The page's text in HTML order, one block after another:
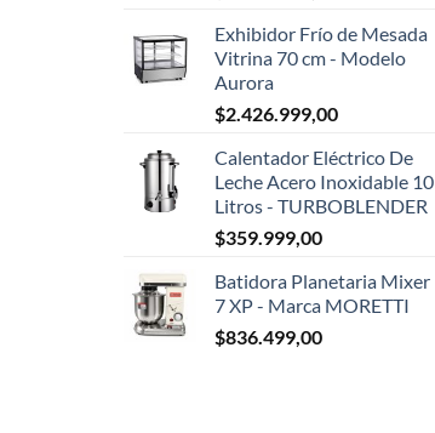
Exhibidor Frío de Mesada
Vitrina 70 cm - Modelo
Aurora
$2.426.999,00
Calentador Eléctrico De
Leche Acero Inoxidable 10
Litros - TURBOBLENDER
$359.999,00
Batidora Planetaria Mixer
7 XP - Marca MORETTI
$836.499,00